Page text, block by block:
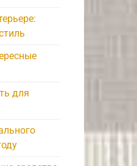
для